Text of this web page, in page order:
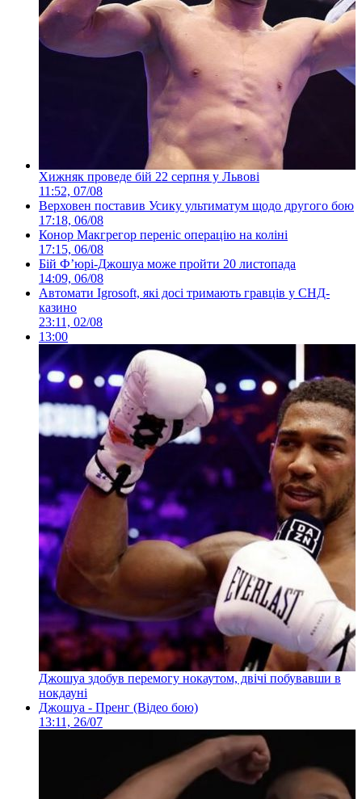
Хижняк проведе бій 22 серпня у Львові
11:52, 07/08
Верховен поставив Усику ультиматум щодо другого бою
17:18, 06/08
Конор Макгрегор переніс операцію на коліні
17:15, 06/08
Бій Ф’юрі-Джошуа може пройти 20 листопада
14:09, 06/08
Автомати Igrosoft, які досі тримають гравців у СНД-
казино
23:11, 02/08
13:00
Джошуа здобув перемогу нокаутом, двічі побувавши в
нокдауні
Джошуа - Пренг (Відео бою)
13:11, 26/07